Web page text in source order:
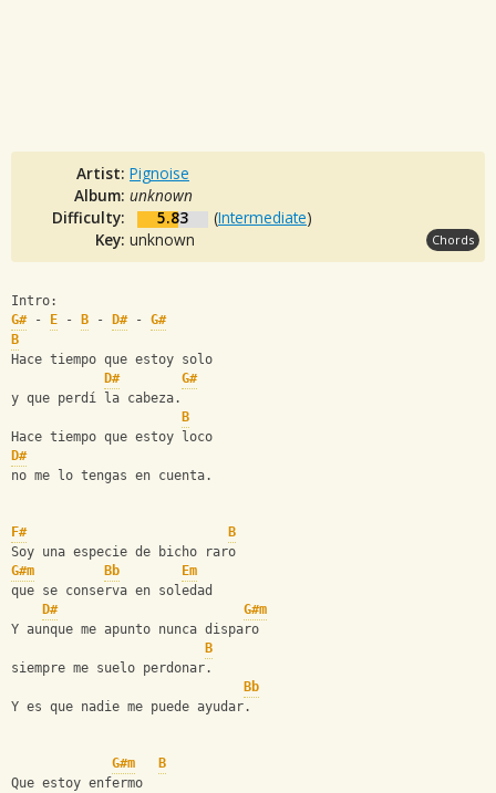
Artist: Pignoise
Album: unknown
Difficulty:
5.83 (Intermediate)
Key: unknown Chords
Intro:
G# - E - B - D# - G#
B
Hace tiempo que estoy solo
D#
G#
y que perdí la cabeza.
B
Hace tiempo que estoy loco
D#
no me lo tengas en cuenta.
F#
B
Soy una especie de bicho raro
G#m
Bb
Em
que se conserva en soledad
D#
G#m
Y aunque me apunto nunca disparo
B
siempre me suelo perdonar.
Bb
Y es que nadie me puede ayudar.
G#m
B
Que estoy enfermo